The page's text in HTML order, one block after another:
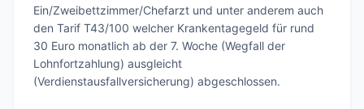
Ein/Zweibettzimmer/Chefarzt und unter anderem auch
den Tarif T43/100 welcher Krankentagegeld für rund
30 Euro monatlich ab der 7. Woche (Wegfall der
Lohnfortzahlung) ausgleicht
(Verdienstausfallversicherung) abgeschlossen.